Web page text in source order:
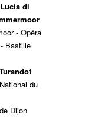
Lucia di
- Opéra
Bastille
du
Dijon